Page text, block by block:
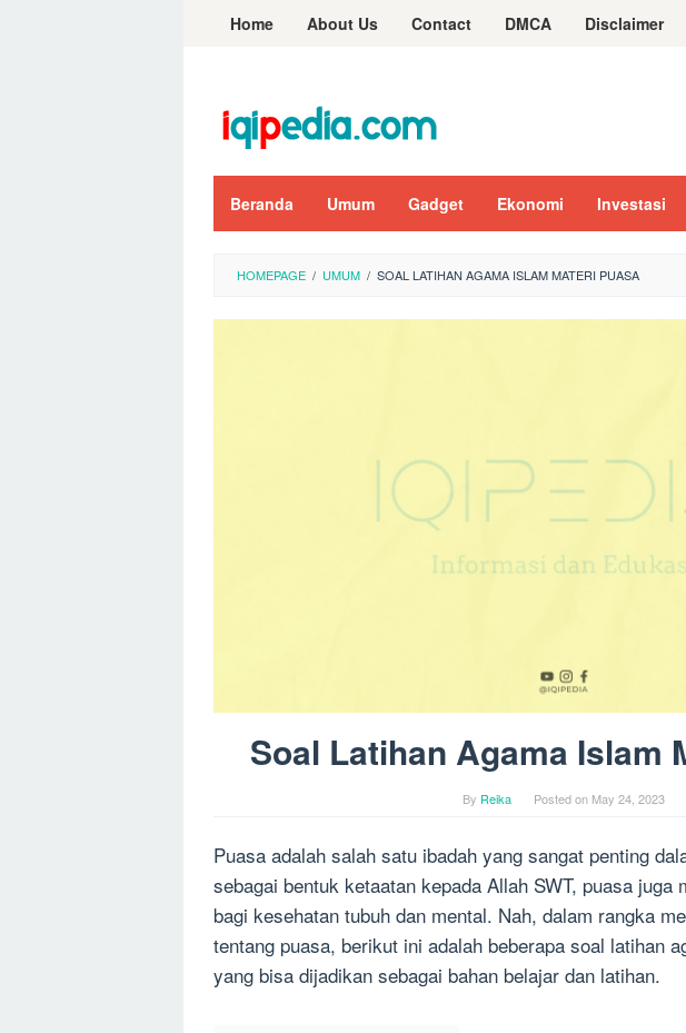
Home About Us Contact DMCA Disclaimer
Beranda Umum Gadget Ekonomi Investasi
HOMEPAGE / UMUM / SOAL LATIHAN AGAMA ISLAM MATERI PUASA
Soal Latihan Agama Islam
By Reika Posted on May 24, 2023
Puasa adalah salah satu ibadah yang sangat penting
sebagai bentuk ketaatan kepada Allah SWT, puasa juga
bagi kesehatan tubuh dan mental. Nah, dalam rangka
tentang puasa, berikut ini adalah beberapa soal latihan
yang bisa dijadikan sebagai bahan belajar dan latihan.